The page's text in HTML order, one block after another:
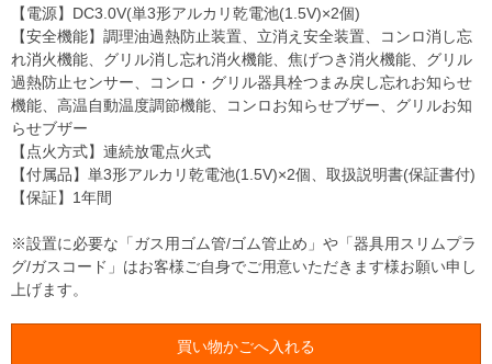
【電源】DC3.0V(単3形アルカリ乾電池(1.5V)×2個)
【安全機能】調理油過熱防止装置、立消え安全装置、コンロ消し忘
れ消火機能、グリル消し忘れ消火機能、焦げつき消火機能、グリル
過熱防止センサー、コンロ・グリル器具栓つまみ戻し忘れお知らせ
機能、高温自動温度調節機能、コンロお知らせブザー、グリルお知
らせブザー
【点火方式】連続放電点火式
【付属品】単3形アルカリ乾電池(1.5V)×2個、取扱説明書(保証書付)
【保証】1年間
※設置に必要な「ガス用ゴム管/ゴム管止め」や「器具用スリムプラ
グ/ガスコード」はお客様ご自身でご用意いただきます様お願い申し
上げます。